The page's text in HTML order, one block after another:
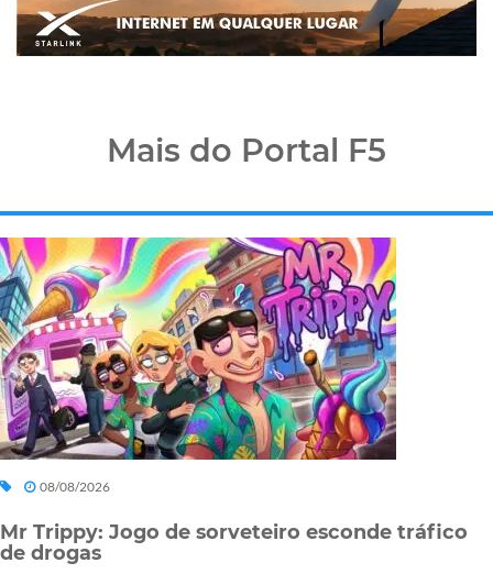
Mais do Portal F5
08/08/2026
Mr Trippy: Jogo de sorveteiro esconde tráfico
de drogas